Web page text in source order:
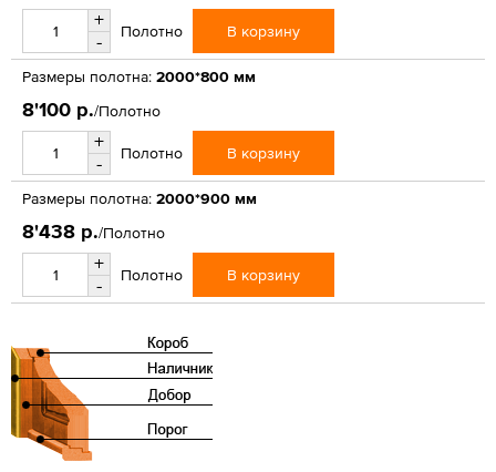
+
-
Полотно В корзину
Размеры полотна: 2000*800 мм
8'100 р./Полотно
+
-
Полотно В корзину
Размеры полотна: 2000*900 мм
8'438 р./Полотно
+
-
Полотно В корзину